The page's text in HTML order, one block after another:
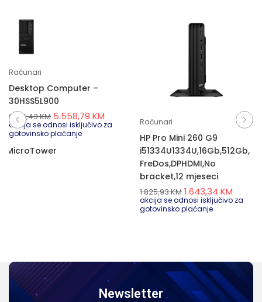
Računari
Desktop Computer –
30HSS5L900
6.176,43KM 5.558,79 KM
akcija se odnosi isključivo za
gotovinsko plaćanje
Računari
HP Pro Mini 260 G9
i51334U1334U,16Gb,512Gb,
FreDos,DPHDMI,No
bracket,12 mjeseci
1.825,93KM 1.643,34 KM
akcija se odnosi isključivo za
gotovinsko plaćanje
Newsletter